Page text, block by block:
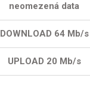
neomezená data
DOWNLOAD 64 Mb/s
UPLOAD 20 Mb/s